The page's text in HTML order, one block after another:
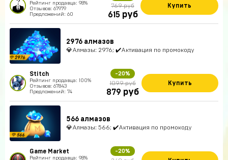
Рейтинг продавца: 98%
Отзывов: 67979
Предложений: 60
769 руб
615 руб
Купить
2976 алмазов
💎Алмазы: 2976; ✔️Активация по промокоду
Stitch
Рейтинг продавца: 100%
Отзывов: 67843
Предложений: 74
-20%
1099 руб
879 руб
Купить
566 алмазов
💎Алмазы: 566; ✔️Активация по промокоду
Game Market
Рейтинг продавца: 98%
-20%